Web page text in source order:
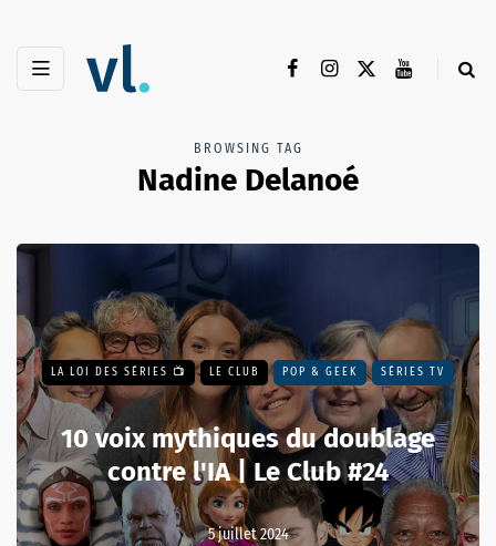
BROWSING TAG
Nadine Delanoé
LA LOI DES SÉRIES 📺 LE CLUB POP & GEEK SÉRIES TV
10 voix mythiques du doublage
contre l'IA | Le Club #24
5 juillet 2024